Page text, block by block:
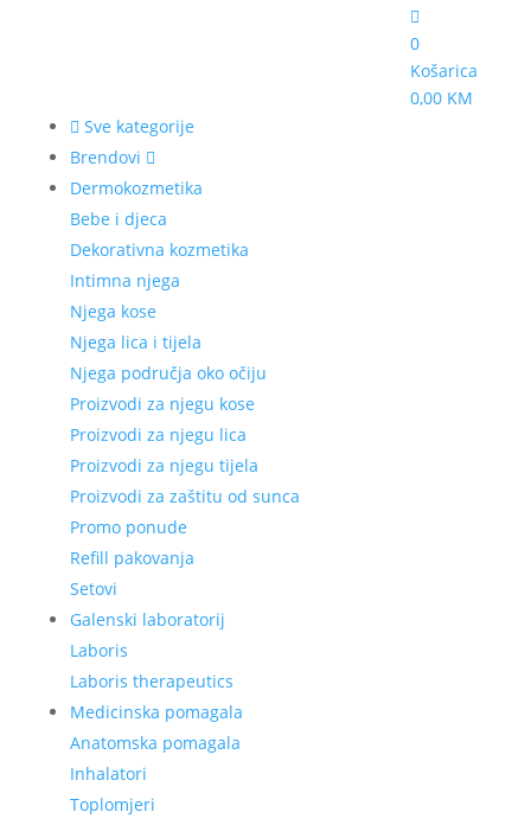
0
Košarica
0,00 KM
Sve kategorije
Brendovi
Dermokozmetika
Bebe i djeca
Dekorativna kozmetika
Intimna njega
Njega kose
Njega lica i tijela
Njega područja oko očiju
Proizvodi za njegu kose
Proizvodi za njegu lica
Proizvodi za njegu tijela
Proizvodi za zaštitu od sunca
Promo ponude
Refill pakovanja
Setovi
Galenski laboratorij
Laboris
Laboris therapeutics
Medicinska pomagala
Anatomska pomagala
Inhalatori
Toplomjeri